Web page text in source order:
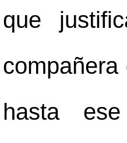
que
hasta